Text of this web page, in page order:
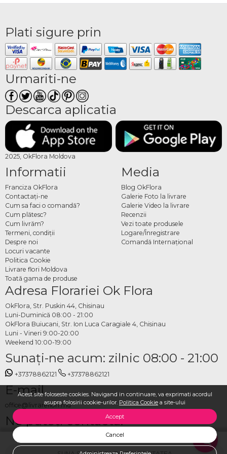
Acest site foloseste cookies. Navigand in continuare, va exprimati acordul
asupra folosirii cookie-urilor. Politica Cookie a site-ului
Accept
Cancel
Plati sigure prin
Urmariti-ne
Descarca aplicatia
2025, OkFlora Moldova
Informatii
Franciza OkFlora
Contactaţi-ne
Cum sa faci o comandă?
Cum plătesc?
Cum livrăm?
Termeni, condiţii
Despre noi
Locuri vacante
Politica Cookie
Livrare flori Moldova
Toată gama de produse
Media
Blog OkFlora
Galerie Foto la livrare
Galerie Video la livrare
Recenzii
Vezi toate produsele
Logare/Înregistrare
Comandă Internațional
Adresa Florariei Ok Flora
OkFlora, Str. Puskin 44, Chisinau
Luni-Duminică 08:00 - 21:00
OkFlora Buiucani, Str. Ion Luca Caragiale 4, Chisinau
Luni - Vineri 9:00-20:00
Weekend 10:00-19:00
Sunaţi-ne acum: zilnic 08:00 - 21:00
+37378862121 +37378862121
E-mail
office@livrareflori.md
Ne puteți contacta:
whatsapp